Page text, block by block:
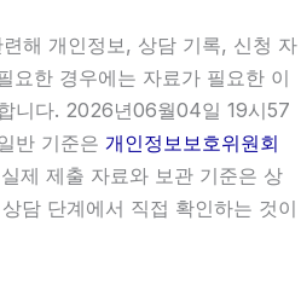
해 개인정보, 상담 기록, 신청 자
요한 경우에는 자료가 필요한 이
니다. 2026년06월04일 19시57
반 기준은 개인정보보호위원회
제 제출 자료와 보관 기준은 상
담 단계에서 직접 확인하는 것이